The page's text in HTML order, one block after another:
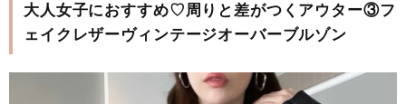
大人女子におすすめ♡周りと差がつくアウター③フ
ェイクレザーヴィンテージオーバーブルゾン